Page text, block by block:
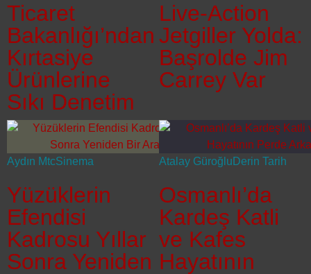
Ticaret
Bakanlığı’ndan
Kırtasiye
Ürünlerine
Sıkı Denetim
Live-Action
Jetgiller Yolda:
Başrolde Jim
Carrey Var
Aydın MtcSinema
Yüzüklerin
Efendisi
Kadrosu Yıllar
Sonra Yeniden
Atalay Güroğlu Derin Tarih
Osmanlı’da
Kardeş Katli
ve Kafes
Hayatının